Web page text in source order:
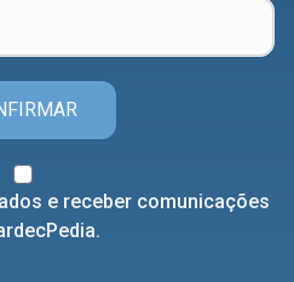
e receber comunicações